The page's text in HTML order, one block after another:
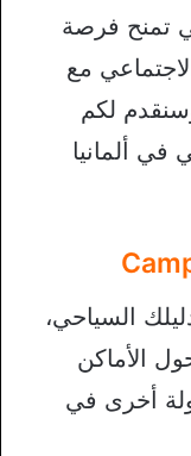
تمنح فرصة
مع
لكم
في ألمانيا
السياحي،
الأماكن
أخرى في